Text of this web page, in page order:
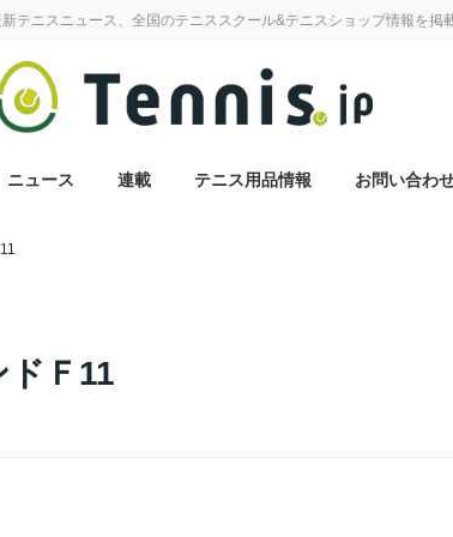
テニスニュース、全国のテニススクール&テニスショップ情報を掲
ニュース 連載 テニス用品情報 お問い合わ
Ｆ11